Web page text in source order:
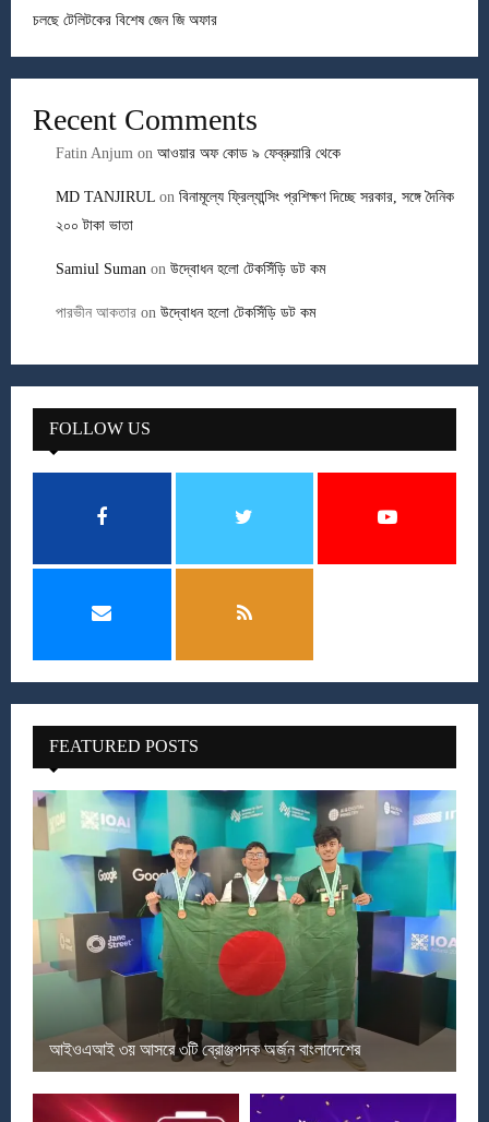
চলছে টেলিটকের বিশেষ জেন জি অফার
Recent Comments
Fatin Anjum on আওয়ার অফ কোড ৯ ফেব্রুয়ারি থেকে
MD TANJIRUL on বিনামূল্যে ফ্রিল্যান্সিং প্রশিক্ষণ দিচ্ছে সরকার, সঙ্গে দৈনিক
২০০ টাকা ভাতা
Samiul Suman on উদ্বোধন হলো টেকসিঁড়ি ডট কম
পারভীন আকতার on উদ্বোধন হলো টেকসিঁড়ি ডট কম
FOLLOW US
FEATURED POSTS
আইওএআই ৩য় আসরে ৩টি ব্রোঞ্জপদক অর্জন বাংলাদেশের